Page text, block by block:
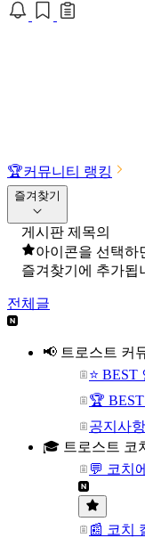
🏆커뮤니티 랭킹
즐겨찾기
게시판 제목의
아이콘을 선택하
즐겨찾기에 추가됩
전체글
📢 트로스트 커
⭐
🏆
공지사항
🎓 트로스트 코
💬 코치
📰 코치